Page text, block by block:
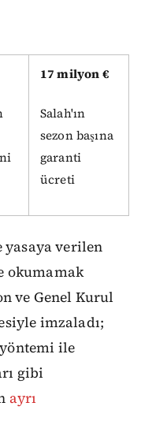
17 milyon €
Salah'ın
sezon başına
garanti
ücreti
yasaya verilen
okumamak
ve Genel Kurul
imzaladı;
ile
gibi
ayrı